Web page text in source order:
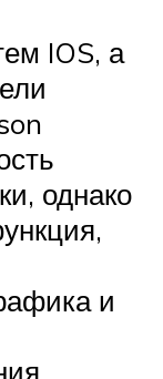
IOS, а
однако
и